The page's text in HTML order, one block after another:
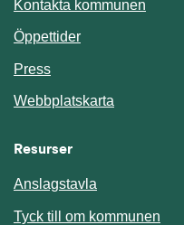
Kontakta kommunen
Öppettider
Press
Webbplatskarta
Resurser
Anslagstavla
Tyck till om kommunen